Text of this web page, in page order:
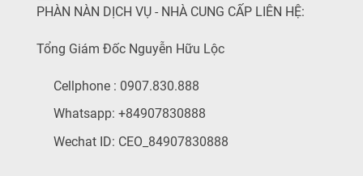
PHÀN NÀN DỊCH VỤ - NHÀ CUNG CẤP LIÊN HỆ:
Tổng Giám Đốc Nguyễn Hữu Lộc
Cellphone : 0907.830.888
Whatsapp: +84907830888
Wechat ID: CEO_84907830888